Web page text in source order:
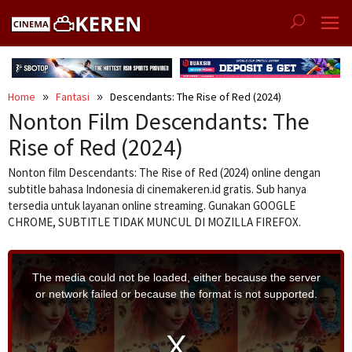
Home Fantasi Descendants: The Rise of Red (2024)
Nonton Film Descendants: The
Rise of Red (2024)
Nonton film Descendants: The Rise of Red (2024) online dengan
subtitle bahasa Indonesia di cinemakeren.id gratis. Sub hanya
tersedia untuk layanan online streaming. Gunakan GOOGLE
CHROME, SUBTITLE TIDAK MUNCUL DI MOZILLA FIREFOX.
l
The media could not be loaded, either because the server
or network failed or because the format is not supported.